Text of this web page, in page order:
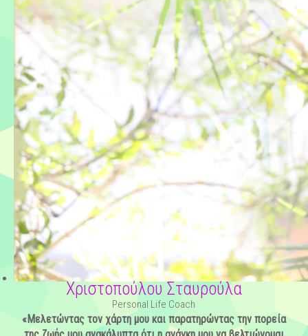
Χριστοπούλου Σταυρούλα
Personal Life Coach
«Μελετώντας τον χάρτη μου και παρατηρώντας την πορεία